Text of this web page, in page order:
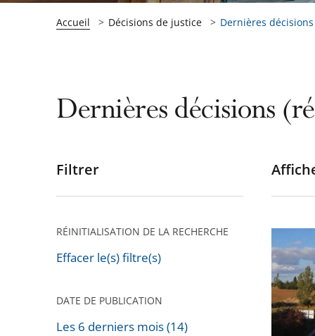
Accueil Décisions de justice Dernières
Dernières décisions
Passer
pour
après
Filtrer
RÉINITIALISATION DE LA RECHERCHE
Effacer le(s) filtre(s)
DATE DE PUBLICATION
Les 6 derniers mois (14)
«
A69
: